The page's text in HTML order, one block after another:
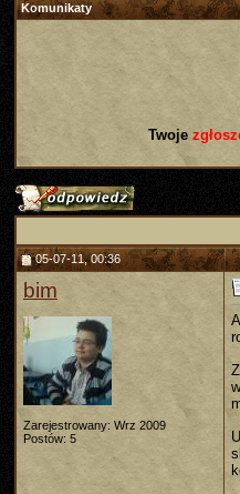
Komunikaty
Twoje
05-07-11, 00:36
bim
Zarejestrowany: Wrz 2009
Postów: 5